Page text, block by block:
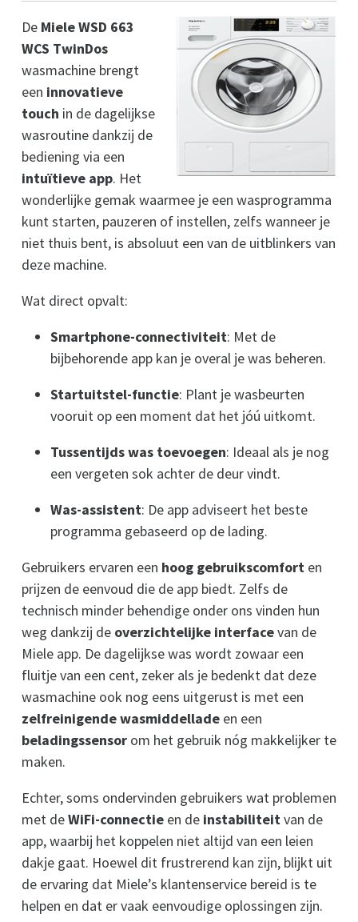
De Miele WSD 663
WCS TwinDos
wasmachine brengt
een innovatieve
touch in de dagelijkse
wasroutine dankzij de
bediening via een
intuïtieve app. Het
wonderlijke gemak waarmee je een wasprogramma
kunt starten, pauzeren of instellen, zelfs wanneer je
niet thuis bent, is absoluut een van de uitblinkers van
deze machine.
Wat direct opvalt:
Smartphone-connectiviteit: Met de
bijbehorende app kan je overal je was beheren.
Startuitstel-functie: Plant je wasbeurten
vooruit op een moment dat het jóú uitkomt.
Tussentijds was toevoegen: Ideaal als je nog
een vergeten sok achter de deur vindt.
Was-assistent: De app adviseert het beste
programma gebaseerd op de lading.
Gebruikers ervaren een hoog gebruikscomfort en
prijzen de eenvoud die de app biedt. Zelfs de
technisch minder behendige onder ons vinden hun
weg dankzij de overzichtelijke interfacevan de
Miele app. De dagelijkse was wordt zowaar een
fluitje van een cent, zeker als je bedenkt dat deze
wasmachine ook nog eens uitgerust is met een
zelfreinigende wasmiddellade en een
beladingssensor om het gebruik nóg makkelijker te
maken.
Echter, soms ondervinden gebruikers wat problemen
met deWiFi-connectie en de instabiliteit van de
app, waarbij het koppelen niet altijd van een leien
dakje gaat. Hoewel dit frustrerend kan zijn, blijkt uit
de ervaring dat Miele’s klantenservice bereid is te
helpen en dat er vaak eenvoudige oplossingen zijn.